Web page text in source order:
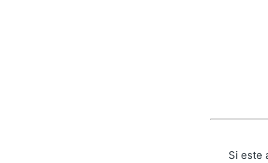
Si este